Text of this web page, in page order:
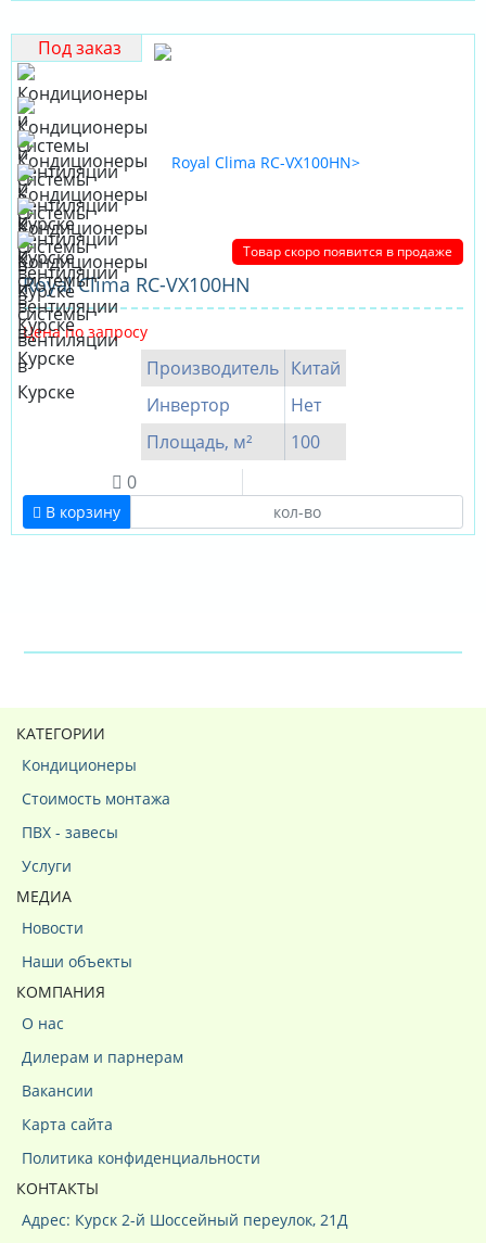
Под заказ
Товар скоро появится в продаже
Royal Clima RC-VX100HN
Цена по запросу
Производитель Китай
Инвертор
Нет
Площадь, м²
100
0
В корзину
КАТЕГОРИИ
Кондиционеры
Стоимость монтажа
ПВХ - завесы
Услуги
МЕДИА
Новости
Наши объекты
КОМПАНИЯ
О нас
Дилерам и парнерам
Вакансии
Карта сайта
Политика конфиденциальности
КОНТАКТЫ
Адрес: Курск 2-й Шоссейный переулок, 21Д